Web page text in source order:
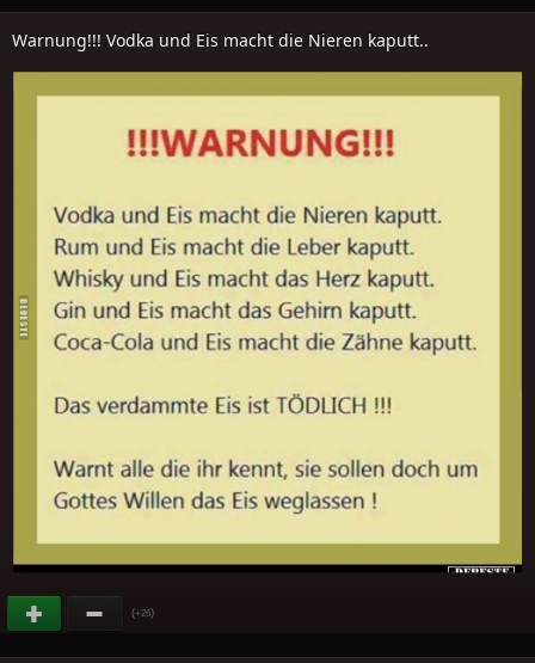
Warnung!!! Vodka und Eis macht die Nieren kaputt..
(+26)